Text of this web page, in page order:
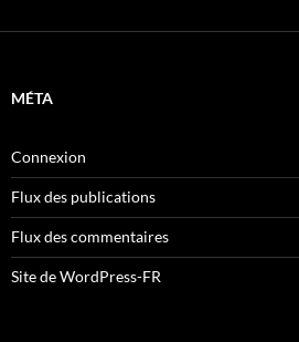
MÉTA
Connexion
Flux des publications
Flux des commentaires
Site de WordPress-FR